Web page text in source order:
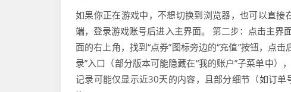
如果你正在游戏中，不想切换到浏览器，也可以直
端，登录游戏账号后进入主界面。 第二步：点击主界
面的右上角，找到“点券”图标旁边的“充值”按钮，点
录”入口（部分版本可能隐藏在“我的账户”子菜单中
记录可能仅显示近30天的内容，且部分细节（如订